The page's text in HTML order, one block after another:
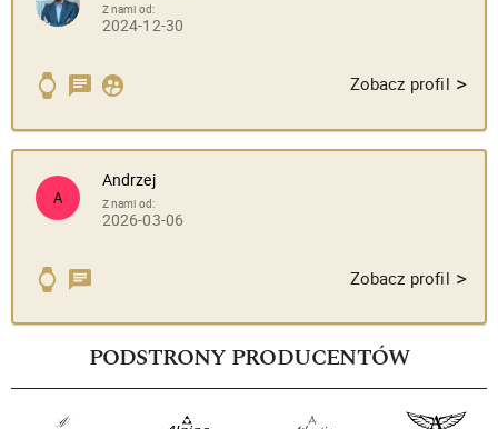
Z nami od:
2024-12-30
Zobacz profil >
A
Andrzej
Z nami od:
2026-03-06
Zobacz profil >
PODSTRONY PRODUCENTÓW